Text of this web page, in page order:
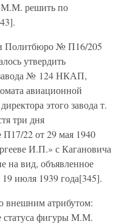
М.М. решить по
Политбюро № П16/205
утвердить
№ 124 НКАП,
авиационной
этого завода т.
три дня
22 от 29 мая 1940
И.П.» с Кагановича
на вид, объявленное
июля 1939 года[345].
внешним атрибутом:
статуса фигуры М.М.